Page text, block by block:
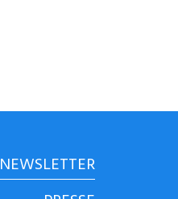
NEWSLETTER